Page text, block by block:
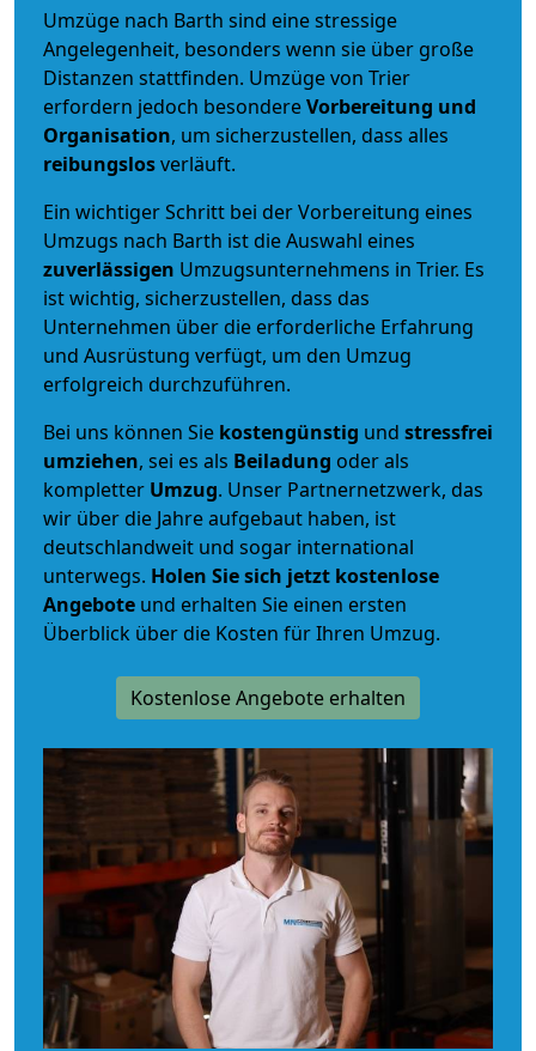
Umzüge nach Barth sind eine stressige
Angelegenheit, besonders wenn sie über große
Distanzen stattfinden. Umzüge von Trier
erfordern jedoch besondereVorbereitung und
Organisation, um sicherzustellen, dass alles
reibungslosverläuft.
Ein wichtiger Schritt bei der Vorbereitung eines
Umzugs nach Barth ist die Auswahl eines
zuverlässigen Umzugsunternehmens in Trier. Es
ist wichtig, sicherzustellen, dass das
Unternehmen über die erforderliche Erfahrung
und Ausrüstung verfügt, um den Umzug
erfolgreich durchzuführen.
Bei uns können Sie kostengünstig und stressfrei
umziehen, sei es als Beiladung oder als
kompletter Umzug. Unser Partnernetzwerk, das
wir über die Jahre aufgebaut haben, ist
deutschlandweit und sogar international
unterwegs. Holen Sie sich jetzt kostenlose
Angebote und erhalten Sie einen ersten
Überblick über die Kosten für Ihren Umzug.
Kostenlose Angebote erhalten